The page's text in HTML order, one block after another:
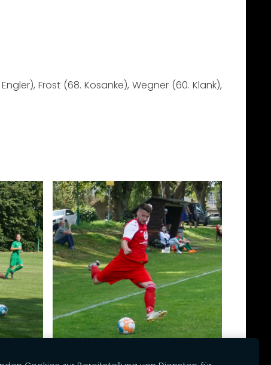
Frost (68. Kosanke), Wegner (60. Klank),